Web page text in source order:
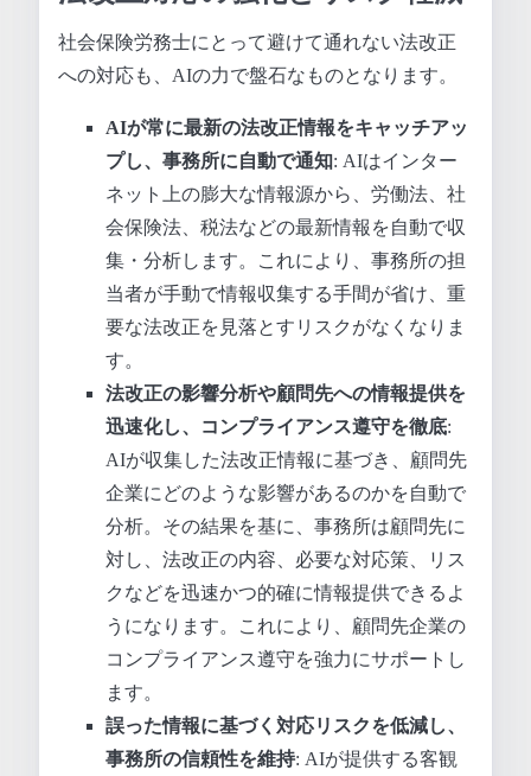
社会保険労務士にとって避けて通れない法改正
への対応も、AIの力で盤石なものとなります。
AIが常に最新の法改正情報をキャッチアッ
プし、事務所に自動で通知: AIはインター
ネット上の膨大な情報源から、労働法、社
会保険法、税法などの最新情報を自動で収
集・分析します。これにより、事務所の担
当者が手動で情報収集する手間が省け、重
要な法改正を見落とすリスクがなくなりま
す。
法改正の影響分析や顧問先への情報提供を
迅速化し、コンプライアンス遵守を徹底:
AIが収集した法改正情報に基づき、顧問先
企業にどのような影響があるのかを自動で
分析。その結果を基に、事務所は顧問先に
対し、法改正の内容、必要な対応策、リス
クなどを迅速かつ的確に情報提供できるよ
うになります。これにより、顧問先企業の
コンプライアンス遵守を強力にサポートし
ます。
誤った情報に基づく対応リスクを低減し、
事務所の信頼性を維持: AIが提供する客観